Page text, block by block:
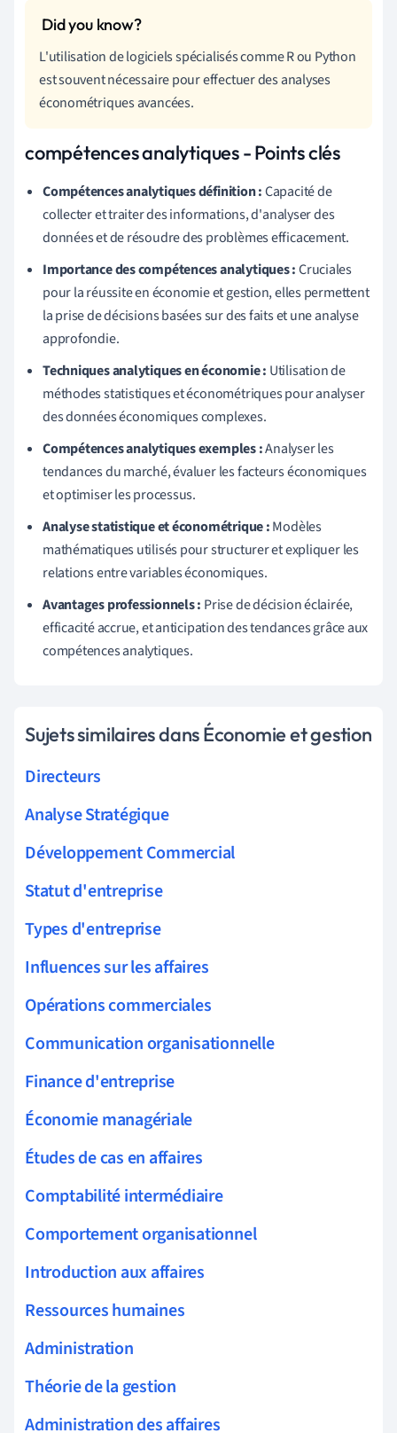
L'utilisation de logiciels spécialisés comme R ou Python
est souvent nécessaire pour effectuer des analyses
économétriques avancées.
compétences analytiques - Points clés
Compétences analytiques définition :Capacité de
collecter et traiter des informations, d'analyser des
données et de résoudre des problèmes efficacement.
Importance des compétences analytiques :Cruciales
pour la réussite en économie et gestion, elles permettent
la prise de décisions basées sur des faits et une analyse
approfondie.
Techniques analytiques en économie : Utilisation de
méthodes statistiques et économétriques pour analyser
des données économiques complexes.
Compétences analytiques exemples :Analyser les
tendances du marché, évaluer les facteurs économiques
et optimiser les processus.
Analyse statistique et économétrique :Modèles
mathématiques utilisés pour structurer et expliquer les
relations entre variables économiques.
Avantages professionnels : Prise de décision éclairée,
efficacité accrue, et anticipation des tendances grâce aux
compétences analytiques.
Sujets similaires dans Économie et gestion
Directeurs
Analyse Stratégique
Développement Commercial
Statut d'entreprise
Types d'entreprise
Influences sur les affaires
Opérations commerciales
Communication organisationnelle
Finance d'entreprise
Économie managériale
Études de cas en affaires
Comptabilité intermédiaire
Comportement organisationnel
Introduction aux affaires
Ressources humaines
Administration
Théorie de la gestion
Administration des affaires